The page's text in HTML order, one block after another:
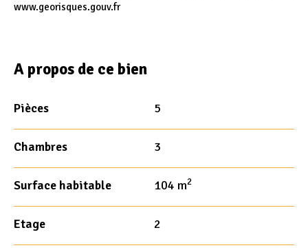
www.georisques.gouv.fr
A propos de ce bien
Pièces 5
Chambres 3
Surface habitable 104 m2
Etage 2